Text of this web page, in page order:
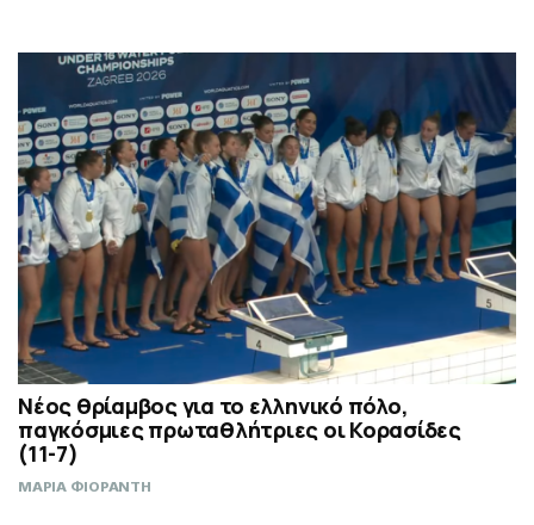
Νέος θρίαμβος για το ελληνικό πόλο,
παγκόσμιες πρωταθλήτριες οι Κορασίδες
(11-7)
ΜΑΡΙΑ ΦΙΟΡΑΝΤΗ